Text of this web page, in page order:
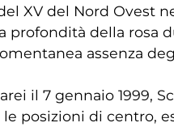
XV del Nord Ovest
profondità della rosa
assenza
il 7 gennaio 1999,
posizioni di centro,